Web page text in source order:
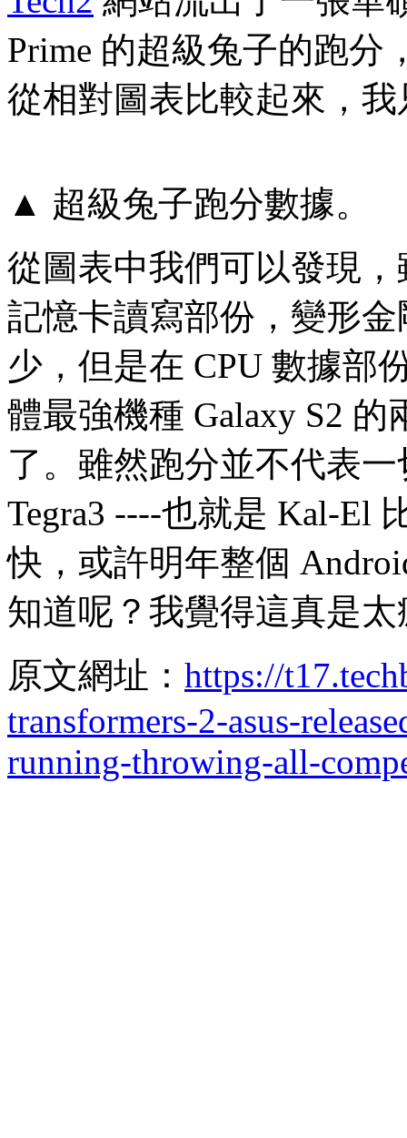
Prime 的超級兔子的跑分
從相對圖表比較起來，
▲ 超級兔子跑分數據。
從圖表中我們可以發現
記憶卡讀寫部份，變形
少，但是在 CPU 數據部
體最強機種 Galaxy S2
了。雖然跑分並不代表
Tegra3 ----也就是 Kal-El
快，或許明年整個
知道呢？我覺得這真是
原文網址： https://
transformers-2-asus-
running-throwing-all-